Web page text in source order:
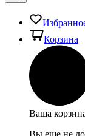
Корзина
Ваша